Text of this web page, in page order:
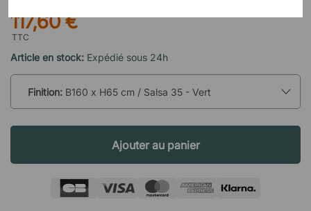
117,60 €
TTC
Article en stock: Expédié sous 24h
Finition: B160 x H65 cm / Salsa 35 - Vert
Ajouter au panier